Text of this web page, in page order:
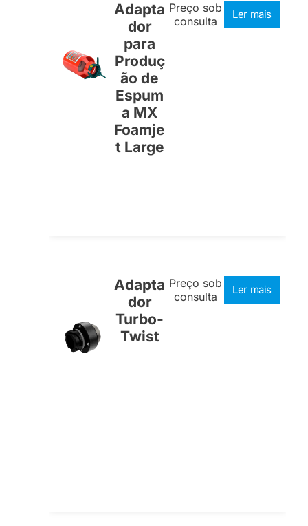
Adapta
dor
para
Produç
ão de
Espum
a MX
Foamje
t Large
Preço sob
consulta
Ler mais
Adapta
dor
Turbo-
Twist
Preço sob
consulta
Ler mais